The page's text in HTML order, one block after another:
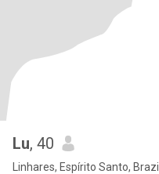
Lu, 40
Linhares, Espírito Santo, Brazil